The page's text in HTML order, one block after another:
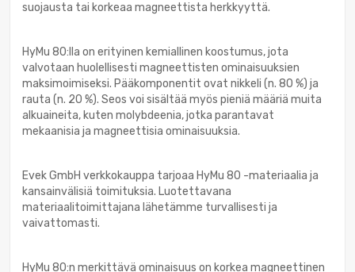
suojausta tai korkeaa magneettista herkkyyttä.
HyMu 80:lla on erityinen kemiallinen koostumus, jota
valvotaan huolellisesti magneettisten ominaisuuksien
maksimoimiseksi. Pääkomponentit ovat nikkeli (n. 80 %) ja
rauta (n. 20 %). Seos voi sisältää myös pieniä määriä muita
alkuaineita, kuten molybdeenia, jotka parantavat
mekaanisia ja magneettisia ominaisuuksia.
Evek GmbH verkkokauppa tarjoaa HyMu 80 -materiaalia ja
kansainvälisiä toimituksia. Luotettavana
materiaalitoimittajana lähetämme turvallisesti ja
vaivattomasti.
HyMu 80:n merkittävä ominaisuus on korkea magneettinen